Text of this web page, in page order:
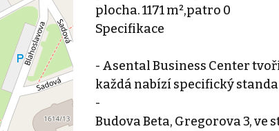
plocha. 1171 m²,patro 0
Specifikace
- Asental Business Center
každá nabízí specifický
-
Budova Beta, Gregorova 3, ve